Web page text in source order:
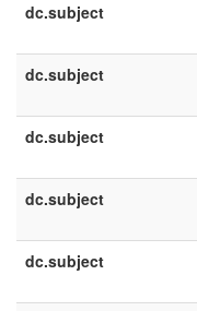
dc.subject
dc.subject
dc.subject
dc.subject
dc.subject